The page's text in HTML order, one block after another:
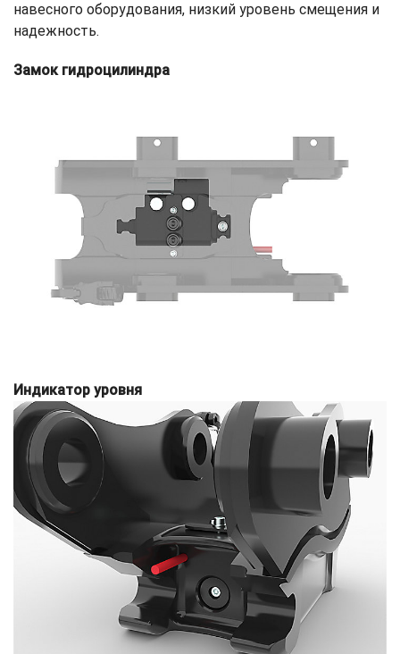
навесного оборудования, низкий уровень смещения и
надежность.
Замок гидроцилиндра
Индикатор уровня